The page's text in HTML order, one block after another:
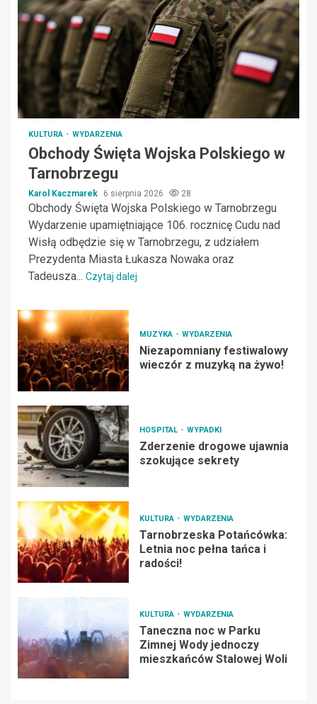
KULTURA WYDARZENIA
Obchody Święta Wojska Polskiego w
Tarnobrzegu
Karol Kaczmarek 6 sierpnia 2026 28
Obchody Święta Wojska Polskiego w Tarnobrzegu
Wydarzenie upamiętniające 106. rocznicę Cudu nad
Wisłą odbędzie się w Tarnobrzegu, z udziałem
Prezydenta Miasta Łukasza Nowaka oraz
Tadeusza... Czytaj dalej
MUZYKA WYDARZENIA
Niezapomniany festiwalowy
wieczór z muzyką na żywo!
HOSPITAL WYPADKI
Zderzenie drogowe ujawnia
szokujące sekrety
KULTURA WYDARZENIA
Tarnobrzeska Potańcówka:
Letnia noc pełna tańca i
radości!
KULTURA WYDARZENIA
Taneczna noc w Parku
Zimnej Wody jednoczy
mieszkańców Stalowej Woli